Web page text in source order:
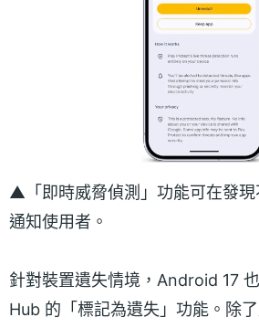
▲「即時威脅偵測」功能可在發
通知使用者。
針對裝置遺失情境，Android 17
Hub 的「標記為遺失」功能。除